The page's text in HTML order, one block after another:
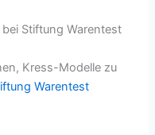
Stiftung Warentest
Kress-Modelle zu
Warentest